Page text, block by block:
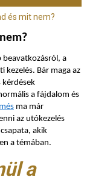
és mit nem?
beavatkozásról, a
kezelés. Bár maga az
kérdések
a fájdalom és
ma már
az utókezelés
akik
a témában.
a